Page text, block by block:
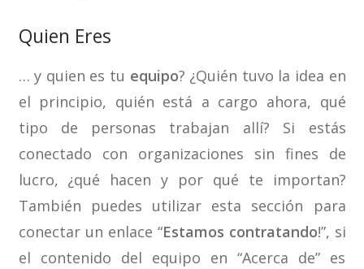
Quien Eres
… y quien es tu equipo? ¿Quién tuvo la idea en
el principio, quién está a cargo ahora, qué
tipo de personas trabajan allí? Si estás
conectado con organizaciones sin fines de
lucro, ¿qué hacen y por qué te importan?
También puedes utilizar esta sección para
conectar un enlace “Estamos contratando!”, si
el contenido del equipo en “Acerca de” es